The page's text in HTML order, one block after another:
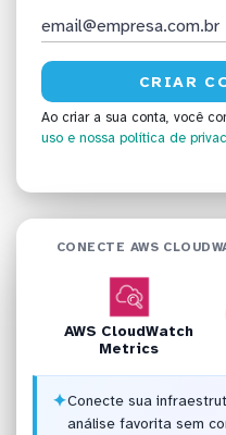
Ao criar a sua conta, você
uso e nossa política de
CONECTE AWS
AWS CloudWatch
Metrics
✦Conecte sua
análise favorita sem